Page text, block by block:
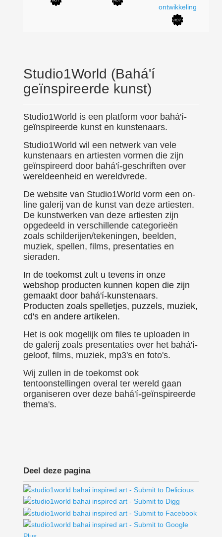
Studio1World (Bahá'í
geïnspireerde kunst)
Studio1World is een platform voor bahá'í-
geïnspireerde kunst en kunstenaars.
Studio1World wil een netwerk van vele
kunstenaars en artiesten vormen die zijn
geïnspireerd door bahá'í-geschriften over
wereldeenheid en wereldvrede.
De website van Studio1World vorm een on-
line galerij van de kunst van deze artiesten.
De kunstwerken van deze artiesten zijn
opgedeeld in verschillende categorieën
zoals schilderijen/tekeningen, beelden,
muziek, spellen, films, presentaties en
sieraden.
In de toekomst zult u tevens in onze
webshop producten kunnen kopen die zijn
gemaakt door bahá'í-kunstenaars.
Producten zoals spelletjes, puzzels, muziek,
cd's en andere artikelen.
Het is ook mogelijk om files te uploaden in
de galerij zoals presentaties over het bahá'í-
geloof, films, muziek, mp3's en foto's.
Wij zullen in de toekomst ook
tentoonstellingen overal ter wereld gaan
organiseren over deze bahá'í-geïnspireerde
thema's.
Deel deze pagina